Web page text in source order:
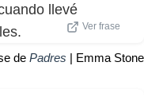
llevé
Ver frase
de Padres | Emma Stone